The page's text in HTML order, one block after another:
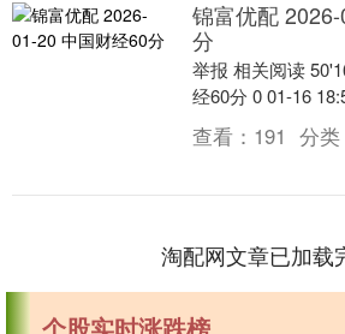
锦富优配
分
举报 相关阅读
经60分 0 01-16
查看： 191 分类
淘配网文章已加载